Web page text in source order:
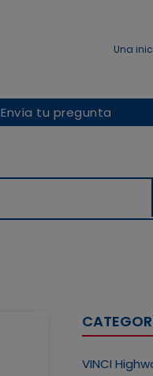
Envía tu pregunta
VINCI